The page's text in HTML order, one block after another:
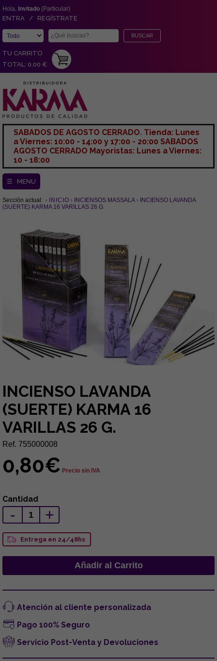
Hola, Invitado (Particular)
ENTRA / REGÍSTRATE
TU CARRITO
TOTAL: 0,00 €
SABADOS DE AGOSTO CERRADO. Tienda: Lunes
a Viernes: 10:00 - 14:00 y 17:00 - 20:00 SABADOS
AGOSTO CERRADO Mayoristas: Lunes a Viernes:
10 - 18:00
☰ MENU
Sección actual: INICIO INCIENSOS MASSALA
INCIENSO LAVANDA
(SUERTE) KARMA 16 VARILLAS 26 G.
INCIENSO LAVANDA
(SUERTE) KARMA 16
VARILLAS 26 G.
Ref. 755000008
0,80€ Precio sin IVA
Cantidad
- +
Entrega en 24/48hs
Atención al cliente personalizada
Pago 100% Seguro
Servicio Post-Venta y Devoluciones